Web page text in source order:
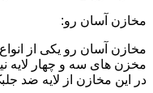
مخازن آسان رو:
مخازن آسان رو یکی از
مخزن های سه و چهار لایه
در این مخازن از لایه ضد